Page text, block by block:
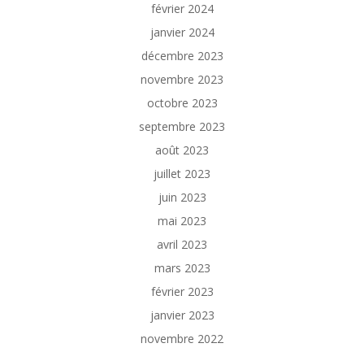
février 2024
janvier 2024
décembre 2023
novembre 2023
octobre 2023
septembre 2023
août 2023
juillet 2023
juin 2023
mai 2023
avril 2023
mars 2023
février 2023
janvier 2023
novembre 2022